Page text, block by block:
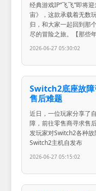
经典游戏IP“飞飞”即将
宙》，这款承载着无数
归，和大家一起回到那
尽的冒险之旅。【那些
2026-06-27 05:30:02
Switch2底座故障
售后难题
近日，一位玩家分享了
障，前往零售商寻求售
发玩家对Switch2各种
Switch2主机自发布
2026-06-27 05:15:02